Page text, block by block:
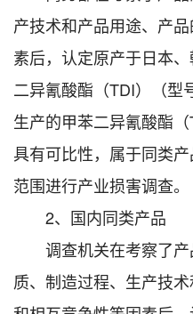
产技术和产品用途、产
素后，认定原产于日本
二异氰酸酯（TDI）（型
生产的甲苯二异氰酸酯（
具有可比性，属于同类
范围进行产业损害调查。
2、国内同类产品
调查机关在考察了产
质、制造过程、生产技